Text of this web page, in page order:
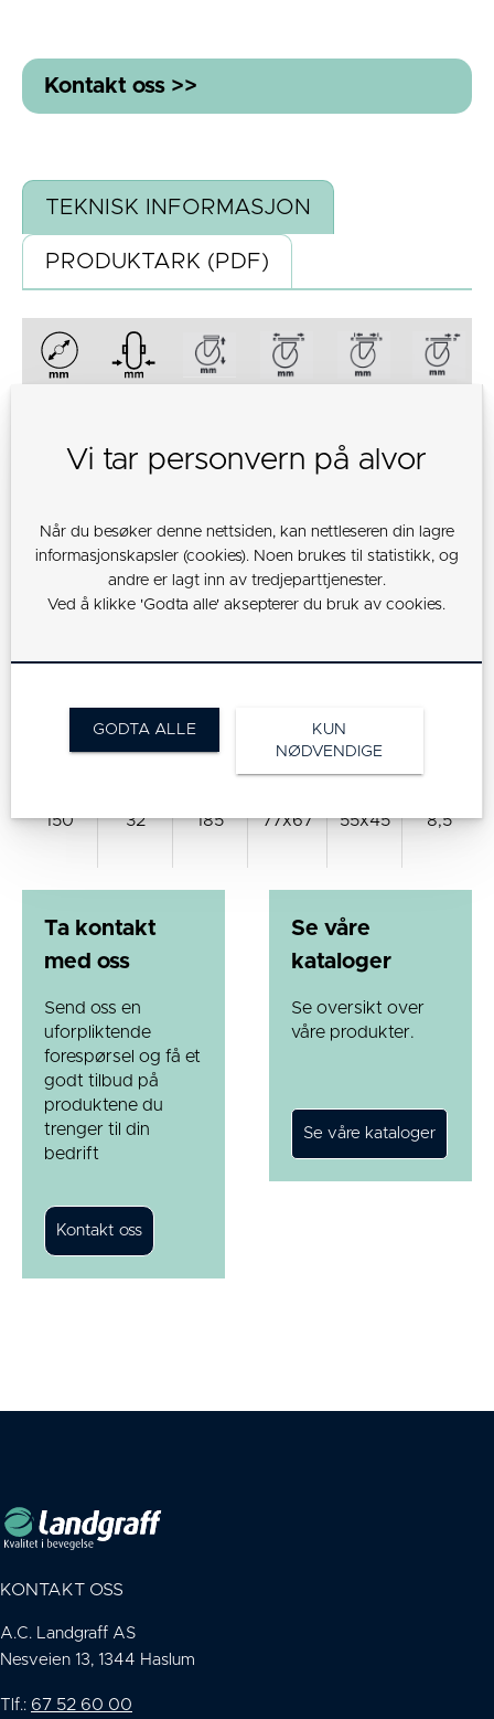
Kontakt oss >>
TEKNISK INFORMASJON
PRODUKTARK (PDF)
75 25 100 60x60 45x45 6,3
32 160 55x45
150 32 185 77x67 55x45 8,5
Ta kontakt
med oss
Send oss en
uforpliktende
forespørsel og få et
godt tilbud på
produktene du
trenger til din
bedrift
Se våre
kataloger
Se oversikt over
våre produkter.
KONTAKT OSS
A.C. Landgraff AS
Nesveien 13, 1344 Haslum
Tlf.: 67 52 60 00
Vi tar personvern på alvor
Når du besøker denne nettsiden, kan nettleseren din lagre
informasjonskapsler (cookies). Noen brukes til statistikk, og
andre er lagt inn av tredjeparttjenester.
Ved å klikke 'Godta alle' aksepterer du bruk av cookies.
GODTA ALLE
KUN
NØDVENDIGE